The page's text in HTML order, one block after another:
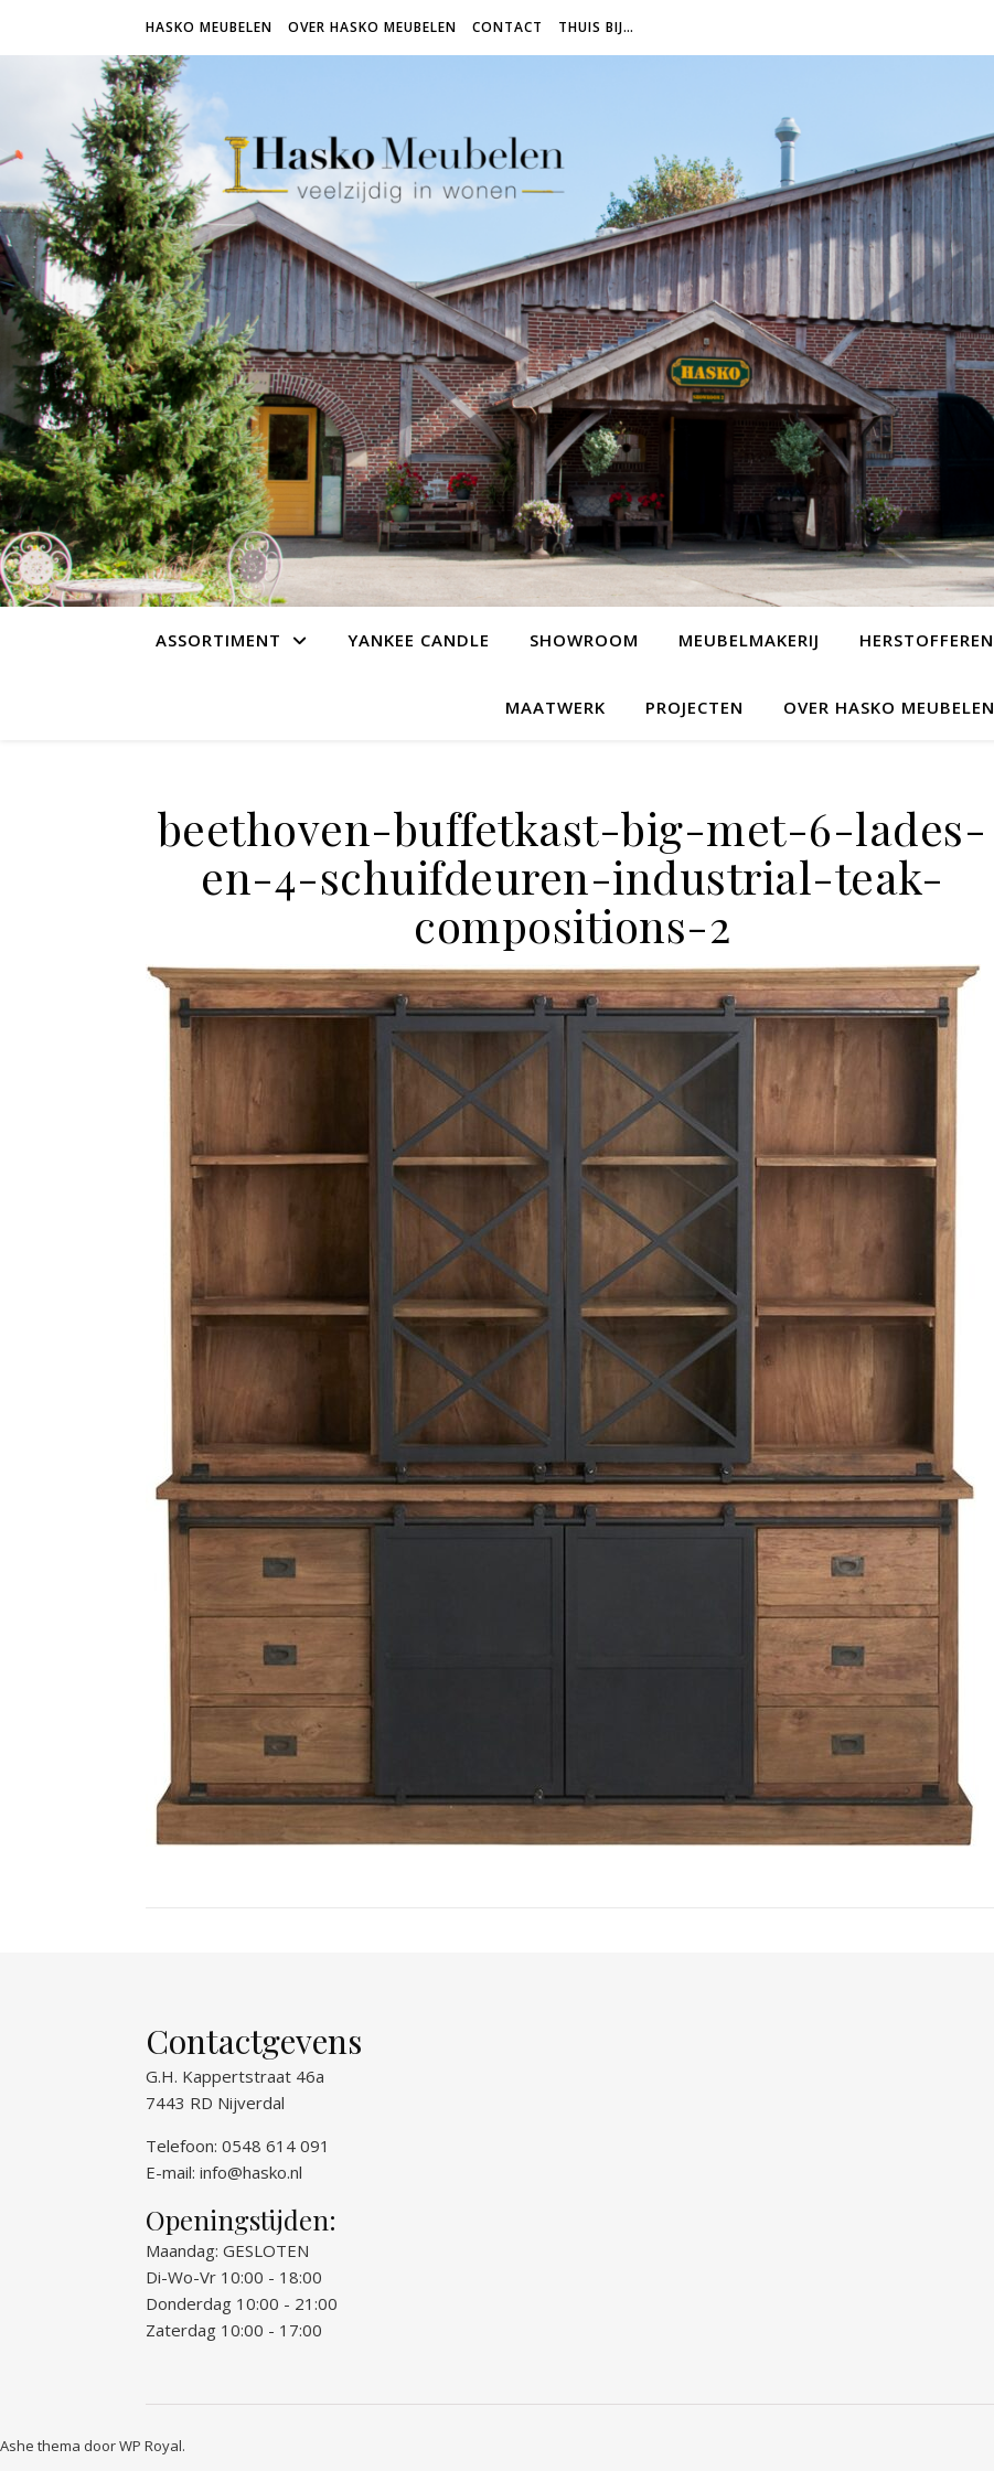
HASKO MEUBELEN OVER HASKO MEUBELEN CONTACT THUIS BIJ…
ASSORTIMENT YANKEE CANDLE SHOWROOM MEUBELMAKERIJ HERSTOFFEREN
MAATWERK PROJECTEN OVER HASKO MEUBELEN
beethoven-buffetkast-big-met-6-lades-
en-4-schuifdeuren-industrial-teak-
compositions-2
Contactgevens
G.H. Kappertstraat 46a
7443 RD Nijverdal
Telefoon: 0548 614 091
E-mail: info@hasko.nl
Openingstijden:
Maandag: GESLOTEN
Di-Wo-Vr 10:00 - 18:00
Donderdag 10:00 - 21:00
Zaterdag 10:00 - 17:00
Ashe thema doorWP Royal.